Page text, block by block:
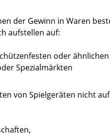
der Gewinn in Waren
aufstellen auf:
oder
Spezialmärkten
von Spielgeräten nicht